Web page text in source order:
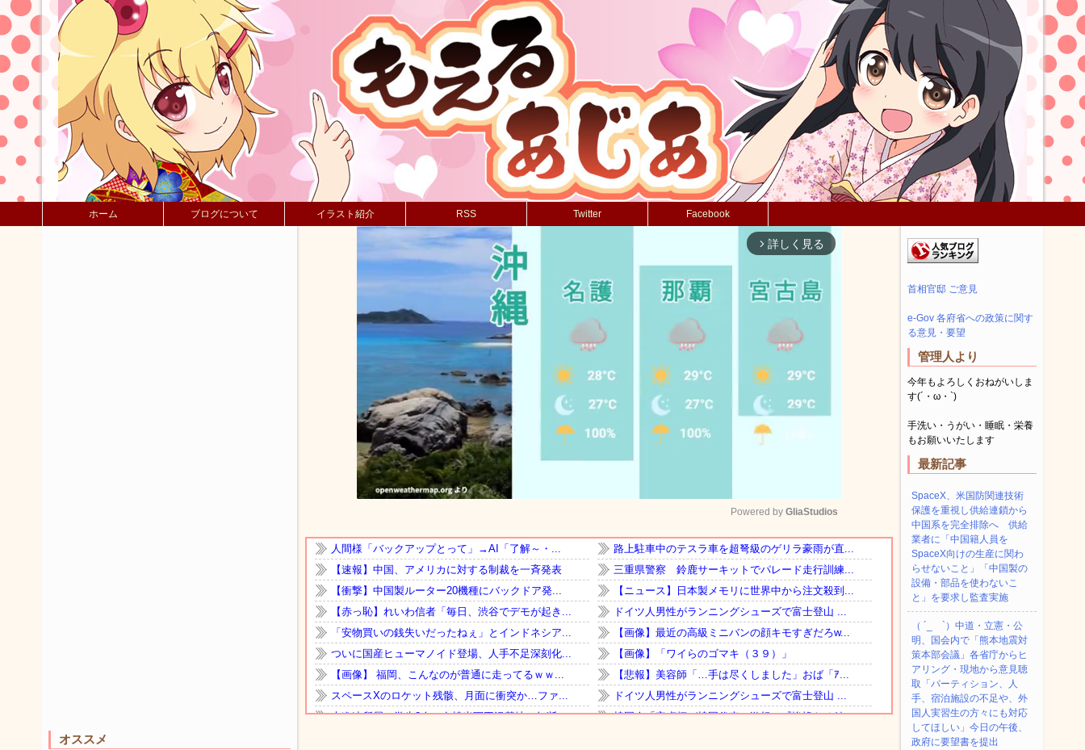
ホーム ブログについて イラスト紹介 RSS Twitter Facebook
オススメ
arrow_forward_ios 詳しく見る
Mute
Powered by GliaStudios
首相官邸 ご意見
e-Gov 各府省への政策に関す
る意見・要望
管理人より
今年もよろしくおねがいしま
す(´・ω・`)
手洗い・うがい・睡眠・栄養
もお願いいたします
最新記事
SpaceX、米国防関連技術
保護を重視し供給連鎖から
中国系を完全排除へ 供給
業者に「中国籍人員を
SpaceX向けの生産に関わ
らせないこと」「中国製の
設備・部品を使わないこ
と」を要求し監査実施
（ ´_ゝ`）中道・立憲・公
明、国会内で「熊本地震対
策本部会議」各省庁からヒ
アリング・現地から意見聴
取「パーティション、人
手、宿泊施設の不足や、外
国人実習生の方々にも対応
してほしい」今日の午後、
政府に要望書を提出